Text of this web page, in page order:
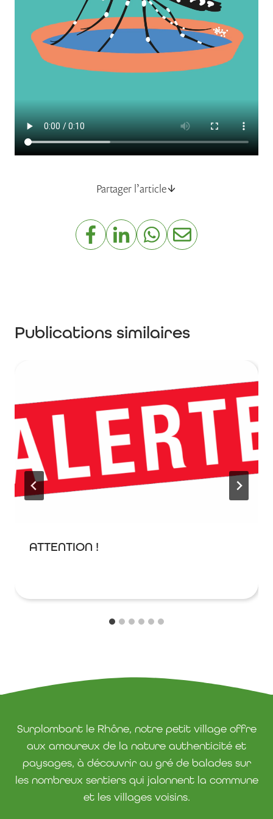
Partager l’article
Publications similaires
ATTENTION !
Surplombant le Rhône, notre petit village offre
aux amoureux de la nature authenticité et
paysages, à découvrir au gré de balades sur
les nombreux sentiers qui jalonnent la commune
et les villages voisins.